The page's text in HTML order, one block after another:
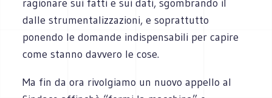
ragionare sui fatti e sui dati, sgombrando il
dalle strumentalizzazioni, e soprattutto
ponendo le domande indispensabili per capire
come stanno davvero le cose.
Ma fin da ora rivolgiamo un nuovo appello al